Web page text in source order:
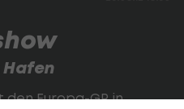
Europa-GP in